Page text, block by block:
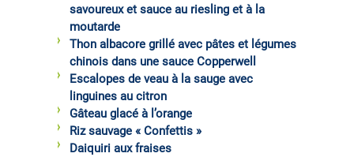
savoureux et sauce au riesling et à la
moutarde
Thon albacore grillé avec pâtes et légumes
chinois dans une sauce Copperwell
Escalopes de veau à la sauge avec
linguines au citron
Gâteau glacé à l’orange
Riz sauvage « Confettis »
Daiquiri aux fraises